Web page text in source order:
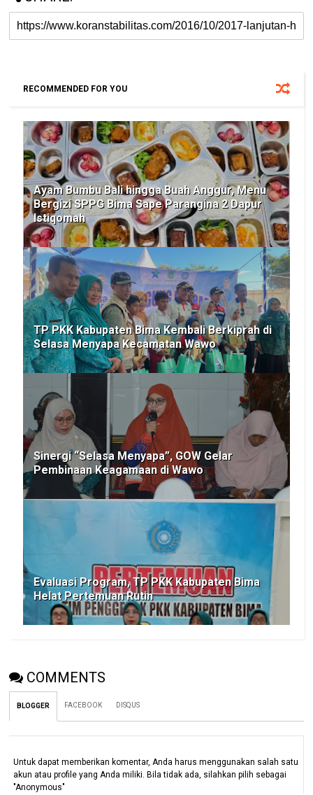
RECOMMENDED FOR YOU
Ayam Bumbu Bali hingga Buah Anggur, Menu
Bergizi SPPG Bima Sape Parangina 2 Dapur
Istiqomah
TP PKK Kabupaten Bima Kembali Berkiprah di
Selasa Menyapa Kecamatan Wawo
Sinergi “Selasa Menyapa”, GOW Gelar
Pembinaan Keagamaan di Wawo
Evaluasi Program, TP PKK Kabupaten Bima
Helat Pertemuan Rutin
COMMENTS
BLOGGER FACEBOOK DISQUS
Untuk dapat memberikan komentar, Anda harus menggunakan salah satu
akun atau profile yang Anda miliki. Bila tidak ada, silahkan pilih sebagai
"Anonymous"